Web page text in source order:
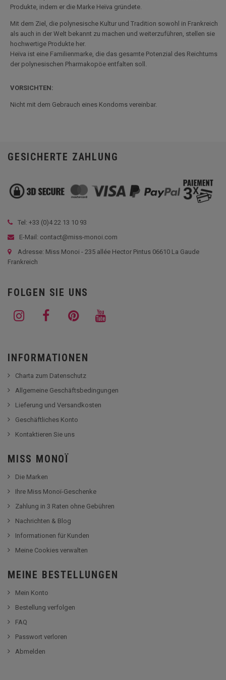
Produkte, indem er die Marke Heïva gründete.
Mit dem Ziel, die polynesische Kultur und Tradition sowohl in Frankreich
als auch in der Welt bekannt zu machen und weiterzuführen, stellen sie
hochwertige Produkte her.
Heïva ist eine Familienmarke, die das gesamte Potenzial des Reichtums
der polynesischen Pharmakopöe entfalten soll.
VORSICHTEN:
Nicht mit dem Gebrauch eines Kondoms vereinbar.
GESICHERTE ZAHLUNG
Tel: +33 (0)4 22 13 10 93
E-Mail: contact@miss-monoi.com
Adresse: Miss Monoi - 235 allée Hector Pintus 06610 La Gaude
Frankreich
FOLGEN SIE UNS
INFORMATIONEN
Charta zum Datenschutz
Allgemeine Geschäftsbedingungen
Lieferung und Versandkosten
Geschäftliches Konto
Kontaktieren Sie uns
MISS MONOÏ
Die Marken
Ihre Miss Monoï-Geschenke
Zahlung in 3 Raten ohne Gebühren
Nachrichten & Blog
Informationen für Kunden
Meine Cookies verwalten
MEINE BESTELLUNGEN
Mein Konto
Bestellung verfolgen
FAQ
Passwort verloren
Abmelden